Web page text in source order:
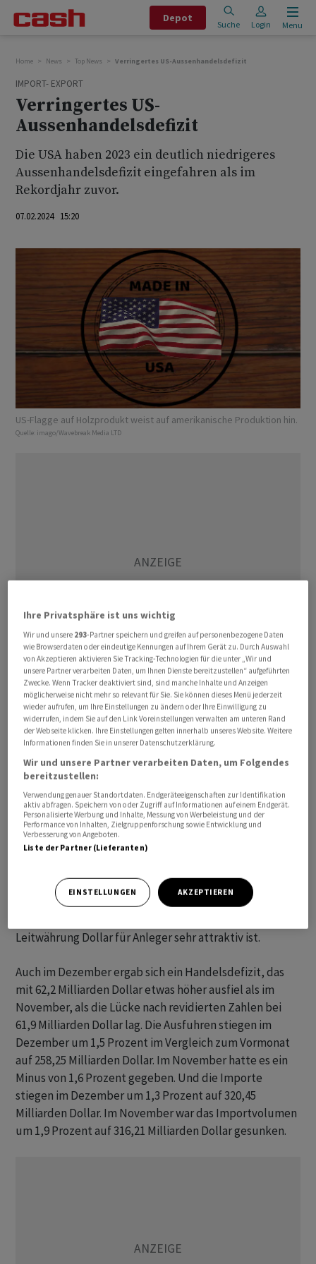
Depot
Suche Login Menu
Home News Top News Verringertes US-Aussenhandelsdefizit
IMPORT- EXPORT
Verringertes US-
Aussenhandelsdefizit
Die USA haben 2023 ein deutlich niedrigeres
Aussenhandelsdefizit eingefahren als im
Rekordjahr zuvor.
07.02.2024 15:20
US-Flagge auf Holzprodukt weist auf amerikanische Produktion hin.
Quelle: imago/Wavebreak Media LTD
Die Importe überstiegen die Exporte im Gesamtjahr um
773,43 Milliarden Dollar, wie das Handelsministerium am
Mittwoch mitteilte. Im noch stärker von der Corona-
Krise geprägten Jahr 2022 war die Lücke zwischen Ein-
und Ausfuhren mit 951,19 Milliarden Dollar auf einen
Rekordwert gestiegen.
Das trotz des Rückgangs noch immer ausgeprägte
Handelsdefizit gilt als Beleg dafür, dass die USA
volkswirtschaftlich über ihre Verhältnisse leben - also
Lücke füllen in der Regel ausländische Kapitalimporte,
da der Standort USA mit der für den globalen Handel
Leitwährung Dollar für Anleger sehr attraktiv ist.
Auch im Dezember ergab sich ein Handelsdefizit, das
mit 62,2 Milliarden Dollar etwas höher ausfiel als im
November, als die Lücke nach revidierten Zahlen bei
61,9 Milliarden Dollar lag. Die Ausfuhren stiegen im
Dezember um 1,5 Prozent im Vergleich zum Vormonat
auf 258,25 Milliarden Dollar. Im November hatte es ein
Minus von 1,6 Prozent gegeben. Und die Importe
stiegen im Dezember um 1,3 Prozent auf 320,45
Milliarden Dollar. Im November war das Importvolumen
um 1,9 Prozent auf 316,21 Milliarden Dollar gesunken.
Ihre Privatsphäre ist uns wichtig
Wir und unsere 293-Partner speichern und greifen auf personenbezogene Daten
wie Browserdaten oder eindeutige Kennungen auf Ihrem Gerät zu. Durch Auswahl
von Akzeptieren aktivieren Sie Tracking-Technologien für die unter „Wir und
unsere Partner verarbeiten Daten, um Ihnen Dienste bereitzustellen“ aufgeführten
Zwecke. Wenn Tracker deaktiviert sind, sind manche Inhalte und Anzeigen
möglicherweise nicht mehr so relevant für Sie. Sie können dieses Menü jederzeit
wieder aufrufen, um Ihre Einstellungen zu ändern oder Ihre Einwilligung zu
widerrufen, indem Sie auf den Link Voreinstellungen verwalten am unteren Rand
der Webseite klicken. Ihre Einstellungen gelten innerhalb unseres Website. Weitere
Informationen finden Sie in unserer Datenschutzerklärung.
Wir und unsere Partner verarbeiten Daten, um Folgendes
bereitzustellen:
Verwendung genauer Standortdaten. Endgeräteeigenschaften zur Identifikation
aktiv abfragen. Speichern von oder Zugriff auf Informationen auf einem Endgerät.
Personalisierte Werbung und Inhalte, Messung von Werbeleistung und der
Performance von Inhalten, Zielgruppenforschung sowie Entwicklung und
Verbesserung von Angeboten.
Liste der Partner (Lieferanten)
EINSTELLUNGEN AKZEPTIEREN